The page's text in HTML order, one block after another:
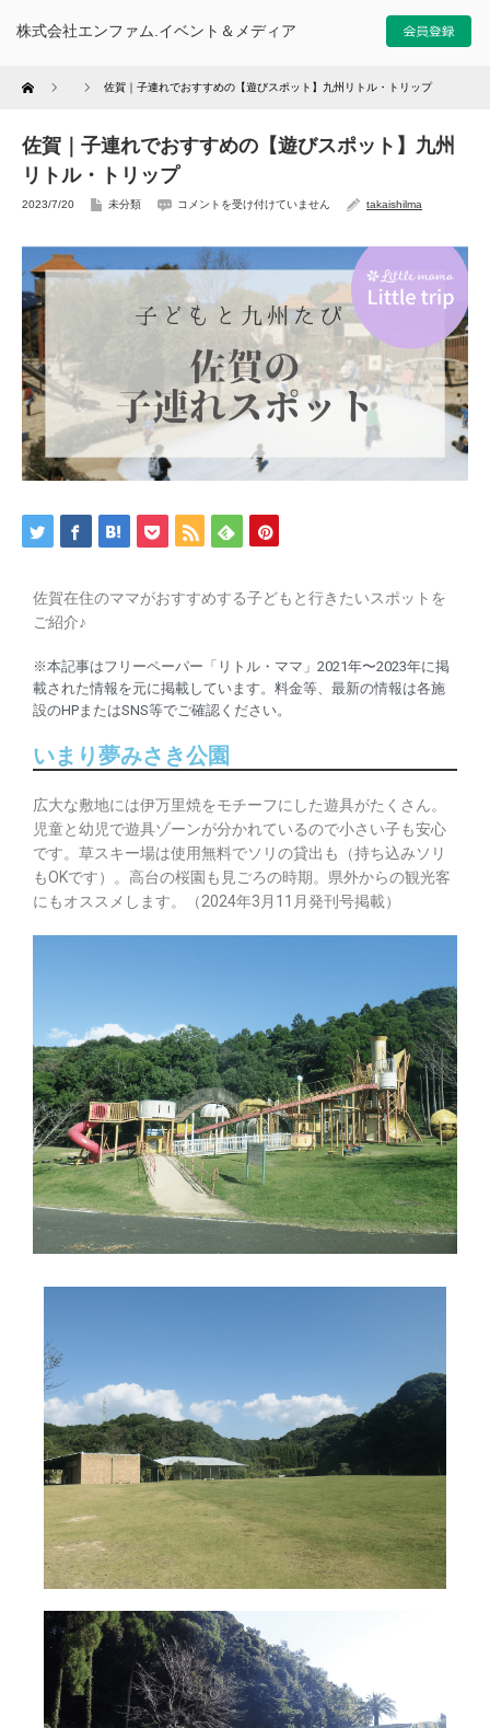
株式会社エンファム.イベント＆メディア
Home 佐賀｜子連れでおすすめの【遊びスポット】九州リトル・トリップ
佐賀｜子連れでおすすめの【遊びスポット】九州
リトル・トリップ
2023/7/20 未分類 コメントを受け付けていません takaishilma
佐賀在住のママがおすすめする子どもと行きたいスポットを
ご紹介♪
※本記事はフリーペーパー「リトル・ママ」2021年〜2023年に掲
載された情報を元に掲載しています。料金等、最新の情報は各施
設のHPまたはSNS等でご確認ください。
いまり夢みさき公園
広大な敷地には伊万里焼をモチーフにした遊具がたくさん。
児童と幼児で遊具ゾーンが分かれているので小さい子も安心
です。草スキー場は使用無料でソリの貸出も（持ち込みソリ
もOKです）。高台の桜園も見ごろの時期。県外からの観光客
にもオススメします。（2024年3月11月発刊号掲載）